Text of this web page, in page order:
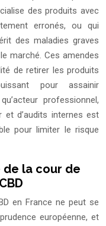
des produits avec
erronés, ou qui
des maladies graves
marché. Ces amendes
de retirer les produits
pour assainir
professionnel,
et d’audits internes est
pour limiter le risque
la cour de
en France ne peut se
européenne, et